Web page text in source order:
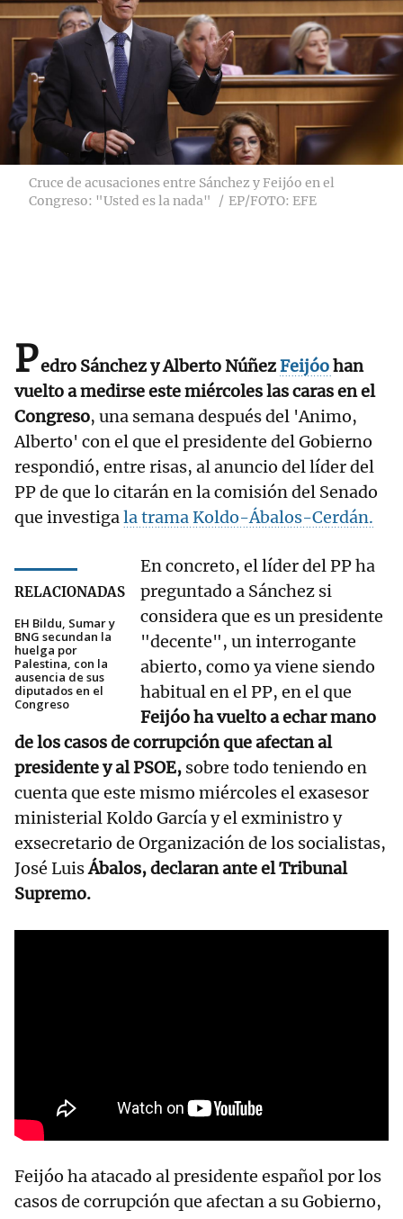
Cruce de acusaciones entre Sánchez y Feijóo en el
Congreso: "Usted es la nada"
EP/FOTO: EFE
Pedro Sánchez y Alberto NúñezFeijóohan
vuelto a medirse este miércoles las caras en el
Congreso, una semana después del 'Animo,
Alberto' con el que el presidente del Gobierno
respondió, entre risas, al anuncio del líder del
PP de que lo citarán en la comisión del Senado
que investigala trama Koldo-Ábalos-Cerdán.
RELACIONADAS
EH Bildu, Sumar y
BNG secundan la
huelga por
Palestina, con la
ausencia de sus
diputados en el
Congreso
En concreto, el líder del PP ha
preguntado a Sánchez si
considera que es un presidente
"decente", un interrogante
abierto, como ya viene siendo
habitual en el PP, en el que
Feijóo ha vuelto a echar mano
de los casos de corrupción que afectan al
presidente y al PSOE, sobre todo teniendo en
cuenta que este mismo miércoles el exasesor
ministerial Koldo García y el exministro y
exsecretario de Organización de los socialistas,
José LuisÁbalos, declaran ante el Tribunal
Supremo.
Feijóo ha atacado al presidente español por los
casos de corrupción que afectan a su Gobierno,